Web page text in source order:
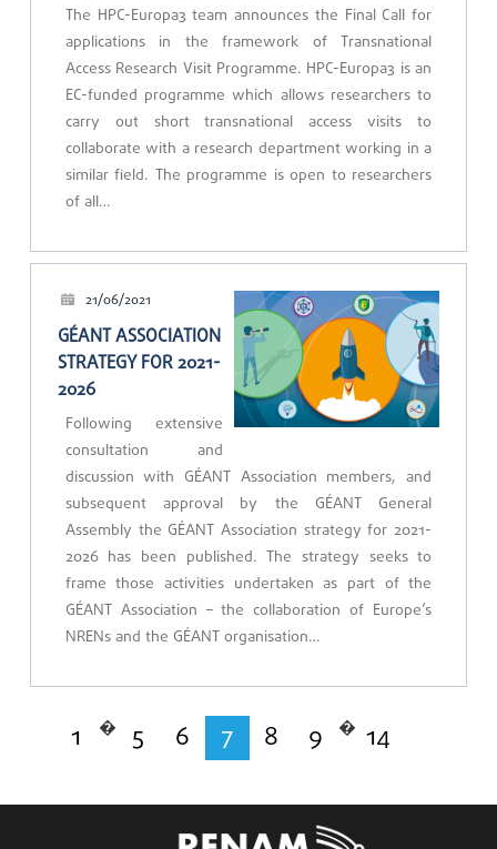
The HPC-Europa3 team announces the Final Call for
applications in the framework of Transnational
Access Research Visit Programme. HPC-Europa3 is an
EC-funded programme which allows researchers to
carry out short transnational access visits to
collaborate with a research department working in a
similar field. The programme is open to researchers
of all…
21/06/2021
GÉANT ASSOCIATION
STRATEGY FOR 2021-
2026
Following extensive
consultation and
discussion with GÉANT Association members, and
subsequent approval by the GÉANT General
Assembly the GÉANT Association strategy for 2021-
2026 has been published. The strategy seeks to
frame those activities undertaken as part of the
GÉANT Association – the collaboration of Europe’s
NRENs and the GÉANT organisation…
1 � 5 6 7 8 9 � 14